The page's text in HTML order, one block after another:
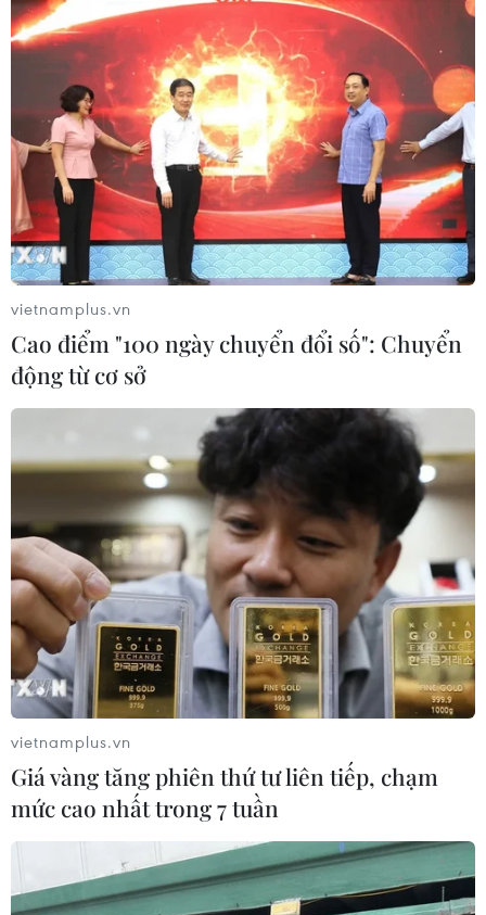
vietnamplus.vn
Cao điểm "100 ngày chuyển đổi số": Chuyển
động từ cơ sở
vietnamplus.vn
Giá vàng tăng phiên thứ tư liên tiếp, chạm
mức cao nhất trong 7 tuần